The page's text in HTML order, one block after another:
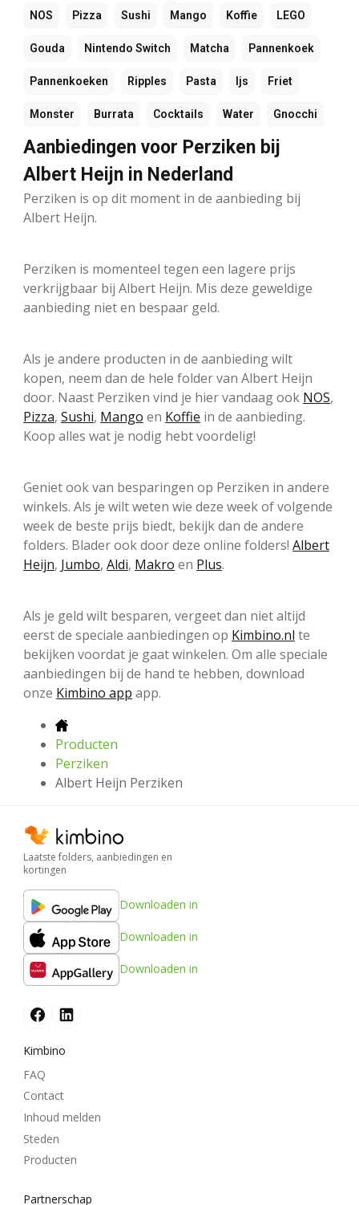
NOS Pizza Sushi Mango Koffie LEGO
Gouda Nintendo Switch Matcha Pannenkoek
Pannenkoeken Ripples Pasta Ijs Friet
Monster Burrata Cocktails Water Gnocchi
Aanbiedingen voor Perziken bij
Albert Heijn in Nederland
Perziken is op dit moment in de aanbieding bij
Albert Heijn.
Perziken is momenteel tegen een lagere prijs
verkrijgbaar bij Albert Heijn. Mis deze geweldige
aanbieding niet en bespaar geld.
Als je andere producten in de aanbieding wilt
kopen, neem dan de hele folder van Albert Heijn
door. Naast Perziken vind je hier vandaag ook NOS,
Pizza, Sushi, Mango en Koffie in de aanbieding.
Koop alles wat je nodig hebt voordelig!
Geniet ook van besparingen op Perziken in andere
winkels. Als je wilt weten wie deze week of volgende
week de beste prijs biedt, bekijk dan de andere
folders. Blader ook door deze online folders! Albert
Heijn, Jumbo, Aldi, Makro en Plus.
Als je geld wilt besparen, vergeet dan niet altijd
eerst de speciale aanbiedingen op Kimbino.nl te
bekijken voordat je gaat winkelen. Om alle speciale
aanbiedingen bij de hand te hebben, download
onze Kimbino app app.
Producten
Perziken
Albert Heijn Perziken
Laatste folders, aanbiedingen en
kortingen
Downloaden in
Downloaden in
Downloaden in
Kimbino
FAQ
Contact
Inhoud melden
Steden
Producten
Partnerschap